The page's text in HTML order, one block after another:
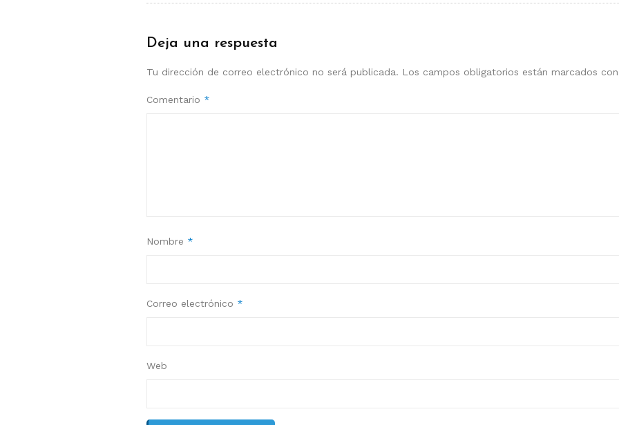
Deja una respuesta
Tu dirección de correo electrónico no será publicada. Los campos obligatorios están marcados
Comentario *
Nombre *
Correo electrónico *
Web